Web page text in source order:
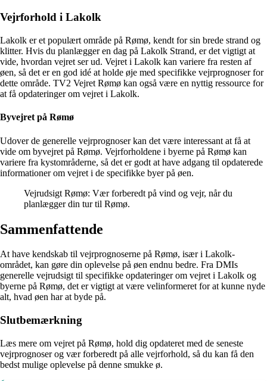
Vejrforhold i Lakolk
Lakolk er et populært område på Rømø, kendt for sin brede strand og
klitter. Hvis du planlægger en dag på Lakolk Strand, er det vigtigt at
vide, hvordan vejret ser ud. Vejret i Lakolk kan variere fra resten af
øen, så det er en god idé at holde øje med specifikke vejrprognoser for
dette område. TV2 Vejret Rømø kan også være en nyttig ressource for
at få opdateringer om vejret i Lakolk.
Byvejret på Rømø
Udover de generelle vejrprognoser kan det være interessant at få at
vide om byvejret på Rømø. Vejrforholdene i byerne på Rømø kan
variere fra kystområderne, så det er godt at have adgang til opdaterede
informationer om vejret i de specifikke byer på øen.
Vejrudsigt Rømø: Vær forberedt på vind og vejr, når du
planlægger din tur til Rømø.
Sammenfattende
At have kendskab til vejrprognoserne på Rømø, især i Lakolk-
området, kan gøre din oplevelse på øen endnu bedre. Fra DMIs
generelle vejrudsigt til specifikke opdateringer om vejret i Lakolk og
byerne på Rømø, det er vigtigt at være velinformeret for at kunne nyde
alt, hvad øen har at byde på.
Slutbemærkning
Læs mere om vejret på Rømø, hold dig opdateret med de seneste
vejrprognoser og vær forberedt på alle vejrforhold, så du kan få den
bedst mulige oplevelse på denne smukke ø.